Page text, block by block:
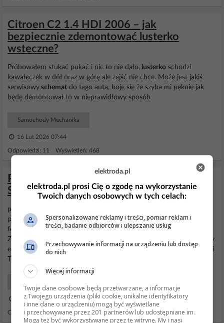
Citroen C2 1.4 HDI 2006 – jak
bezpiecznie zdemontować lusterko
wsteczne?
Próbowałem stukać pukać i nic to nie dało, lusterko schodzi
kawałeczek w dół oraz w górę ale zejść nie chce. Może jest jakiś
serwisowy schemat do tego auta, boję się że szyba mi pęknie jak
będę demontował to w nieprawidłowy sposób
Samochody Mechanika
16 Lut 2026 07:44
Odpowiedzi: 11 Wyświetleń: 468
Poszukiwany schemat elektryczny do
Skoda Fabia 3 - doposażenie modelu
piotrekwoj1 Chcę wyposażyć w full opcję a mam praktycznie
podstawową wersję A dokładnie Halogeny Tempomat ACC Grzane
fotele Radio z nawigacją tylko to co ma w schowku sterownik
Zmienić z analoga na klimatronik Zapalniczka plus USB i AUX Szyby
elektryczne tył Głośniki tył
fotochromatyczne z czujnikami
To bym chciał zrobić
18 Kwi 2024 22:37
Odpowiedzi: 5 Wyświetleń: 2394
elektroda.pl
elektroda.pl prosi Cię o zgodę na wykorzystanie
Twoich danych osobowych w tych celach:
Spersonalizowane reklamy i treści, pomiar reklam i
treści, badanie odbiorców i ulepszanie usług
Przechowywanie informacji na urządzeniu lub dostęp
do nich
Więcej informacji
Twoje dane osobowe będą przetwarzane, a informacje
z Twojego urządzenia (pliki cookie, unikalne identyfikatory
i inne dane o urządzeniu) mogą być wyświetlane
i przechowywane przez 201 partnerów lub udostępniane im.
Mogą też być wykorzystywane przez tę witrynę. My i nasi